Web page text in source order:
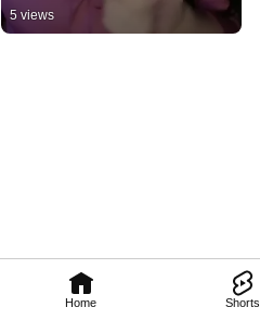
Home Shorts
#jilbabpemersatu
5 views